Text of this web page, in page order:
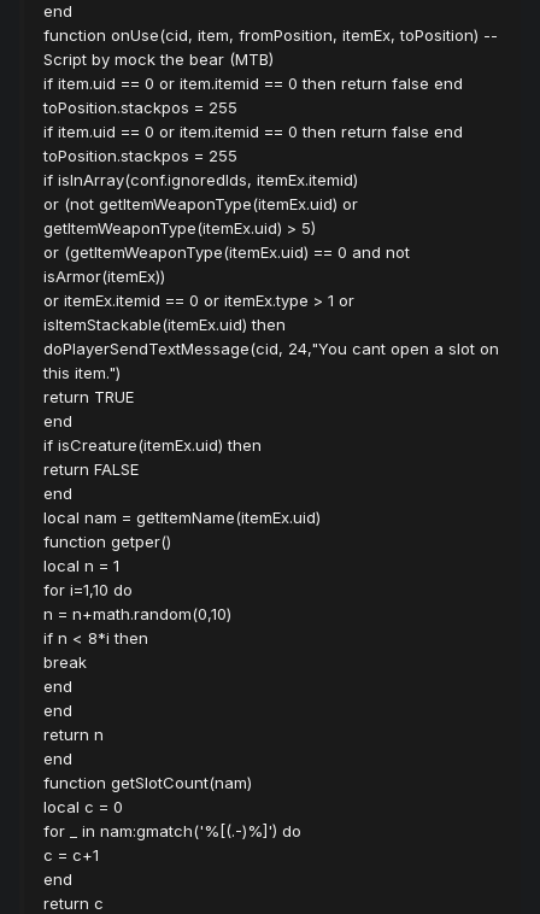
end
function onUse(cid, item, fromPosition, itemEx, toPosition) --
Script by mock the bear (MTB)
if item.uid == 0 or item.itemid == 0 then return false end
toPosition.stackpos = 255
if item.uid == 0 or item.itemid == 0 then return false end
toPosition.stackpos = 255
if isInArray(conf.ignoredIds, itemEx.itemid)
or (not getItemWeaponType(itemEx.uid) or
getItemWeaponType(itemEx.uid) > 5)
or (getItemWeaponType(itemEx.uid) == 0 and not
isArmor(itemEx))
or itemEx.itemid == 0 or itemEx.type > 1 or
isItemStackable(itemEx.uid) then
doPlayerSendTextMessage(cid, 24,"You cant open a slot on
this item.")
return TRUE
end
if isCreature(itemEx.uid) then
return FALSE
end
local nam = getItemName(itemEx.uid)
function getper()
local n = 1
for i=1,10 do
n = n+math.random(0,10)
if n < 8*i then
break
end
end
return n
end
function getSlotCount(nam)
local c = 0
for _ in nam:gmatch('%[(.-)%]') do
c = c+1
end
return c